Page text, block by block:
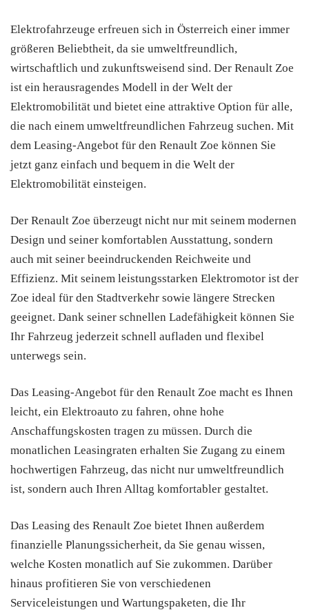
Elektrofahrzeuge erfreuen sich in Österreich einer immer
größeren Beliebtheit, da sie umweltfreundlich,
wirtschaftlich und zukunftsweisend sind. Der Renault Zoe
ist ein herausragendes Modell in der Welt der
Elektromobilität und bietet eine attraktive Option für alle,
die nach einem umweltfreundlichen Fahrzeug suchen. Mit
dem Leasing-Angebot für den Renault Zoe können Sie
jetzt ganz einfach und bequem in die Welt der
Elektromobilität einsteigen.
Der Renault Zoe überzeugt nicht nur mit seinem modernen
Design und seiner komfortablen Ausstattung, sondern
auch mit seiner beeindruckenden Reichweite und
Effizienz. Mit seinem leistungsstarken Elektromotor ist der
Zoe ideal für den Stadtverkehr sowie längere Strecken
geeignet. Dank seiner schnellen Ladefähigkeit können Sie
Ihr Fahrzeug jederzeit schnell aufladen und flexibel
unterwegs sein.
Das Leasing-Angebot für den Renault Zoe macht es Ihnen
leicht, ein Elektroauto zu fahren, ohne hohe
Anschaffungskosten tragen zu müssen. Durch die
monatlichen Leasingraten erhalten Sie Zugang zu einem
hochwertigen Fahrzeug, das nicht nur umweltfreundlich
ist, sondern auch Ihren Alltag komfortabler gestaltet.
Das Leasing des Renault Zoe bietet Ihnen außerdem
finanzielle Planungssicherheit, da Sie genau wissen,
welche Kosten monatlich auf Sie zukommen. Darüber
hinaus profitieren Sie von verschiedenen
Serviceleistungen und Wartungspaketen, die Ihr